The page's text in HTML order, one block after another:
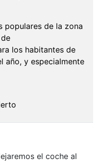
populares de la zona
los habitantes de
año, y especialmente
el coche al